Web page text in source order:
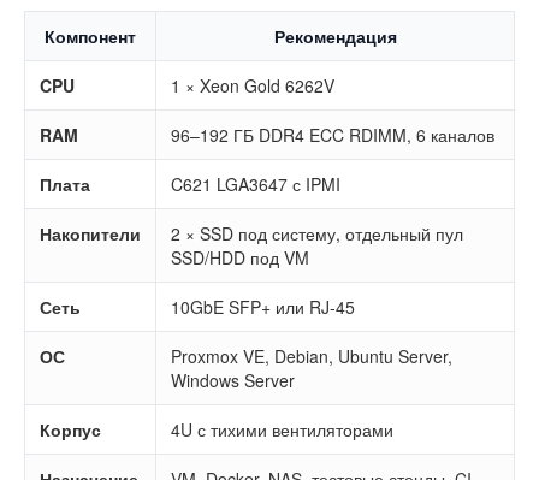
Компонент Рекомендация
CPU 1 × Xeon Gold 6262V
RAM 96–192 ГБ DDR4 ECC RDIMM, 6 каналов
Плата C621 LGA3647 с IPMI
Накопители
2 × SSD под систему, отдельный пул
SSD/HDD под VM
Сеть 10GbE SFP+ или RJ-45
ОС
Proxmox VE, Debian, Ubuntu Server,
Windows Server
Корпус 4U с тихими вентиляторами